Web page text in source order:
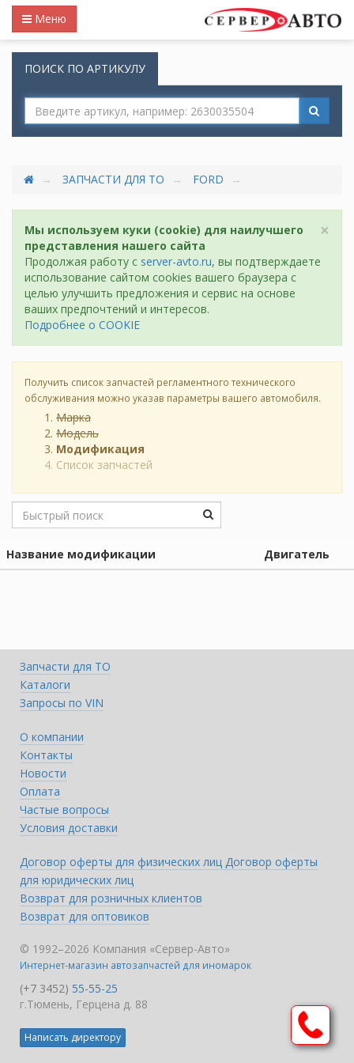
Меню
ПОИСК ПО АРТИКУЛУ
ЗАПЧАСТИ ДЛЯ ТО FORD
×
Мы используем куки (cookie) для наилучшего
представления нашего сайта
Продолжая работу с server-avto.ru, вы подтверждаете
использование сайтом cookies вашего браузера с
целью улучшить предложения и сервис на основе
ваших предпочтений и интересов.
Подробнее о COOKIE
Получить список запчастей регламентного технического
обслуживания можно указав параметры вашего автомобиля.
Марка
Модель
Модификация
Список запчастей
Название модификации Двигатель
Запчасти для ТО
Каталоги
Запросы по VIN
О компании
Контакты
Новости
Оплата
Частые вопросы
Условия доставки
Договор оферты для физических лиц Договор оферты
для юридических лиц
Возврат для розничных клиентов
Возврат для оптовиков
© 1992–2026 Компания «Сервер-Авто»
Интернет-магазин автозапчастей для иномарок
(+7 3452) 55-55-25
г.Тюмень, Герцена д. 88
Написать директору